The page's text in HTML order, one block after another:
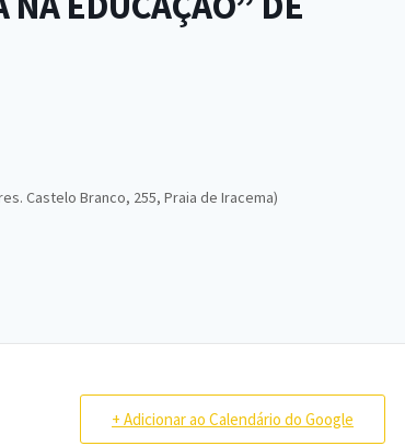
Castelo Branco, 255, Praia de Iracema)
+ Adicionar ao Calendário do Google